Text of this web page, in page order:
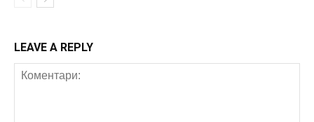
LEAVE A REPLY